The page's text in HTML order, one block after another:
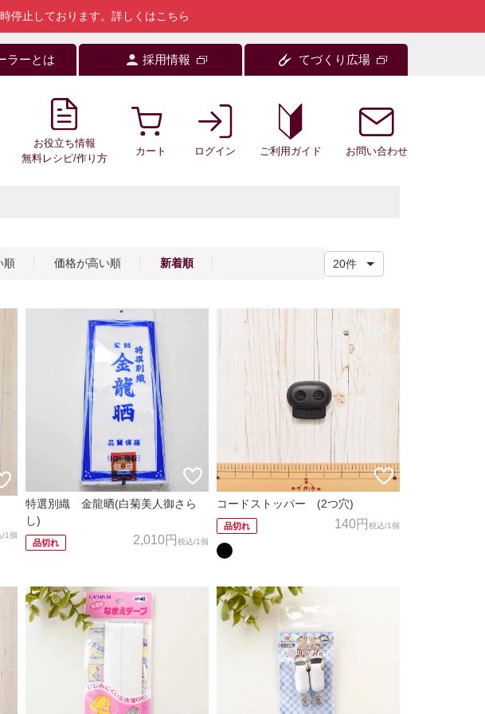
停止しております。 詳しくはこちら
ラーとは 採用情報 てづくり広場
お役立ち情報
無料レシピ/作り方
カート ログイン ご利用ガイド お問い合わせ
順 価格が高い順 新着順
/1個
特選別織 金龍晒(白菊美人御さら
し)
品切れ 2,010円 税込/1個
コードストッパー (2つ穴)
品切れ 140円 税込/1個